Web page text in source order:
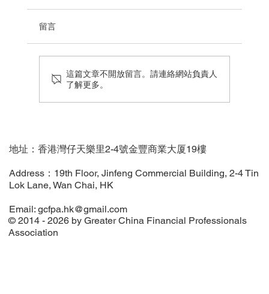
留言
這篇文章不開放留言。請連絡網站負責人
了解更多。
地址：香港灣仔天樂里2-4號金豐商業大厦19樓
Address：19th Floor, Jinfeng Commercial Building, 2-4 Tin
Lok Lane, Wan Chai, HK
Email: gcfpa.hk@gmail.com
© 2014 - 2026 by Greater China Financial Professionals
Association